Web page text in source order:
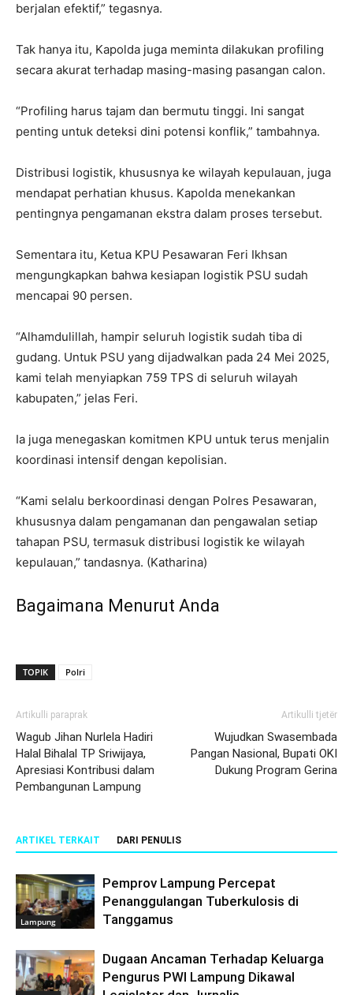
berjalan efektif,” tegasnya.
Tak hanya itu, Kapolda juga meminta dilakukan profiling
secara akurat terhadap masing-masing pasangan calon.
“Profiling harus tajam dan bermutu tinggi. Ini sangat
penting untuk deteksi dini potensi konflik,” tambahnya.
Distribusi logistik, khususnya ke wilayah kepulauan, juga
mendapat perhatian khusus. Kapolda menekankan
pentingnya pengamanan ekstra dalam proses tersebut.
Sementara itu, Ketua KPU Pesawaran Feri Ikhsan
mengungkapkan bahwa kesiapan logistik PSU sudah
mencapai 90 persen.
“Alhamdulillah, hampir seluruh logistik sudah tiba di
gudang. Untuk PSU yang dijadwalkan pada 24 Mei 2025,
kami telah menyiapkan 759 TPS di seluruh wilayah
kabupaten,” jelas Feri.
Ia juga menegaskan komitmen KPU untuk terus menjalin
koordinasi intensif dengan kepolisian.
“Kami selalu berkoordinasi dengan Polres Pesawaran,
khususnya dalam pengamanan dan pengawalan setiap
tahapan PSU, termasuk distribusi logistik ke wilayah
kepulauan,” tandasnya. (Katharina)
Bagaimana Menurut Anda
TOPIK Polri
Artikulli paraprak
Wagub Jihan Nurlela Hadiri
Halal Bihalal TP Sriwijaya,
Apresiasi Kontribusi dalam
Pembangunan Lampung
Artikulli tjetër
Wujudkan Swasembada
Pangan Nasional, Bupati OKI
Dukung Program Gerina
ARTIKEL TERKAIT DARI PENULIS
Lampung
Pemprov Lampung Percepat
Penanggulangan Tuberkulosis di
Tanggamus
Dugaan Ancaman Terhadap Keluarga
Pengurus PWI Lampung Dikawal